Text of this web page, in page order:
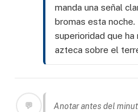
manda una señal
bromas esta
superioridad que
azteca sobre el
💬
Anotar antes del